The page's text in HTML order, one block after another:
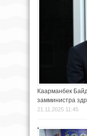
Каарманбек
замминистра
21.11.2025 11:45